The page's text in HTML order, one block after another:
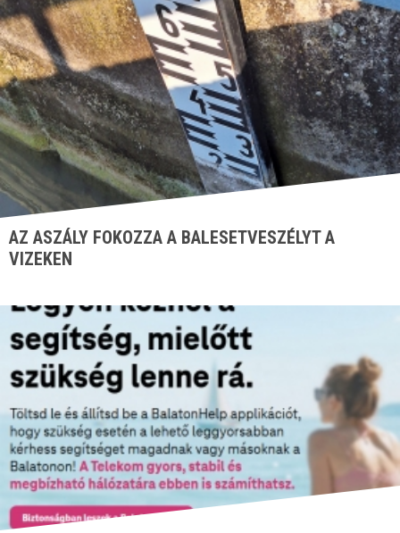
AZ ASZÁLY FOKOZZA A BALESETVESZÉLYT A
VIZEKEN